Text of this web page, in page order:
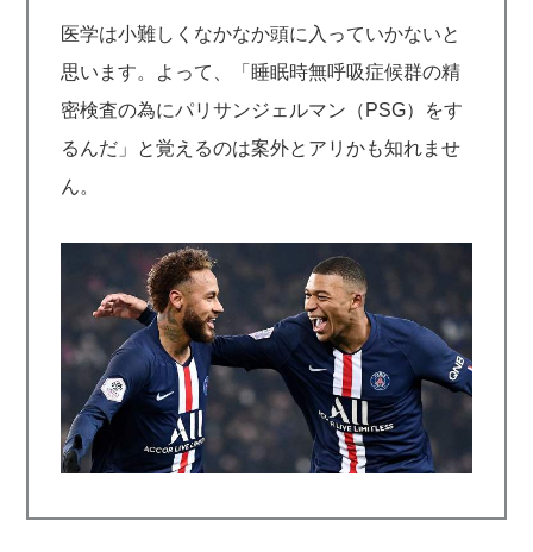
医学は小難しくなかなか頭に入っていかないと
思います。よって、「睡眠時無呼吸症候群の精
密検査の為にパリサンジェルマン（PSG）をす
るんだ」と覚えるのは案外とアリかも知れませ
ん。